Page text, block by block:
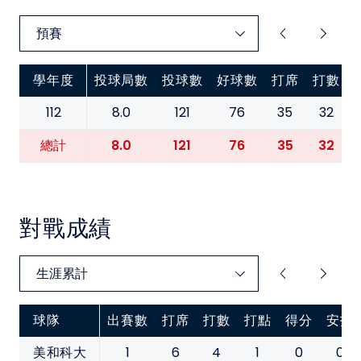
學年度 投球局數 投球數 好球數 打席 打數
112 8.0 121 76 35 32
總計 8.0 121 76 35 32
對戰成績
球隊 出賽數 打席 打數 打點 得分
安打
美和科大
1 6 4 1 0 0